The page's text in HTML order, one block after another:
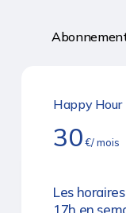
Happy Hour
30€/ mois
Les
17h en